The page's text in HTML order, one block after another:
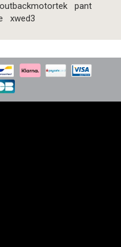
outbackmotortek
pant
xwed3